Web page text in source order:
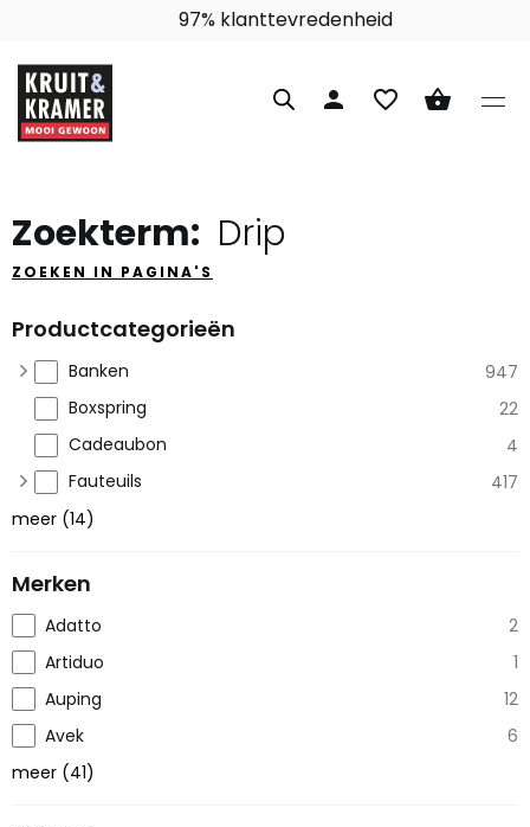
97% klanttevredenheid
person favorite_border shopping_basket
Zoekterm: Drip
ZOEKEN IN PAGINA'S
Productcategorieën
Banken
947
Boxspring
22
Cadeaubon
4
Fauteuils
417
meer (14)
Merken
Adatto
2
Artiduo
1
Auping
12
Avek
6
meer (41)